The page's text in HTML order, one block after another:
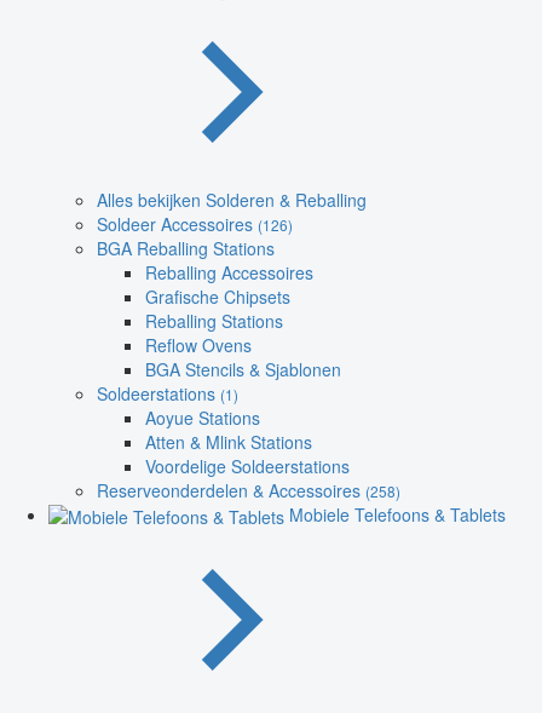
Alles bekijken Solderen & Reballing
Soldeer Accessoires (126)
BGA Reballing Stations
Reballing Accessoires
Grafische Chipsets
Reballing Stations
Reflow Ovens
BGA Stencils & Sjablonen
Soldeerstations (1)
Aoyue Stations
Atten & Mlink Stations
Voordelige Soldeerstations
Reserveonderdelen & Accessoires (258)
Mobiele Telefoons & Tablets